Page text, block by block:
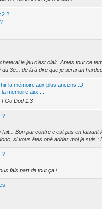
?
le jeu c'est clair. Après tout ce
3e... de là à dire que je serai un
la mémoire aux plus anciens :D
mémoire aux ...
! Go Dod 1.3
?
Bon par contre c'est pas en faisant
si vous êtes opé addez moi je suis :
?
fais part de tout ça !